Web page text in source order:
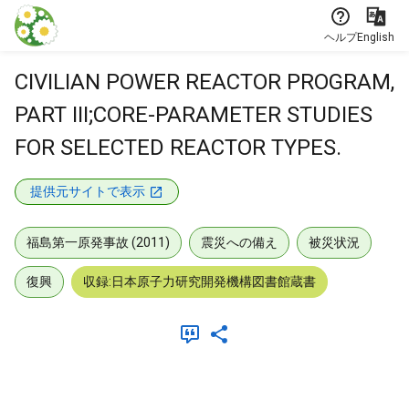
本文に飛ぶ
ヘルプEnglish
CIVILIAN POWER REACTOR PROGRAM,
PART III;CORE-PARAMETER STUDIES
FOR SELECTED REACTOR TYPES.
提供元サイトで表示
福島第一原発事故 (2011) 震災への備え 被災状況
復興 収録:日本原子力研究開発機構図書館蔵書